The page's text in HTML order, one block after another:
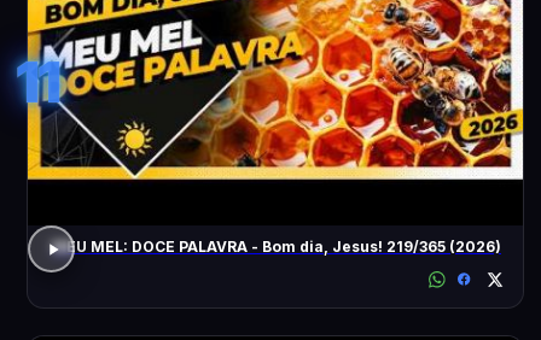
11
MEU MEL: DOCE PALAVRA - Bom dia, Jesus! 219/365 (2026)